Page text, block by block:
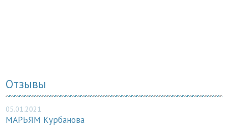
Отзывы
05.01.2021
МАРЬЯМ Курбанова